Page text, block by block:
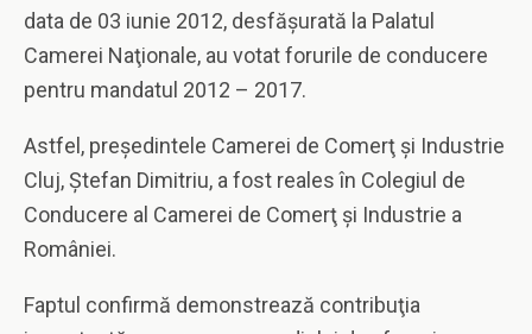
data de 03 iunie 2012, desfăşurată la Palatul
Camerei Naţionale, au votat forurile de conducere
pentru mandatul 2012 – 2017.
Astfel, preşedintele Camerei de Comerţ şi Industrie
Cluj, Ştefan Dimitriu, a fost reales în Colegiul de
Conducere al Camerei de Comerţ şi Industrie a
României.
Faptul confirmă demonstrează contribuţia